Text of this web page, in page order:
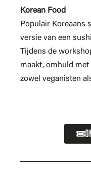
Korean Food
Populair Koreaans
versie van een
Tijdens de
maakt, omhuld met
zowel veganisten